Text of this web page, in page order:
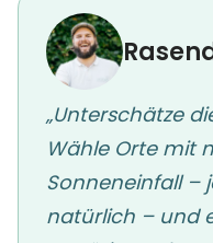
„Unterschätze
Wähle Orte mit
Sonneneinfall –
natürlich – und